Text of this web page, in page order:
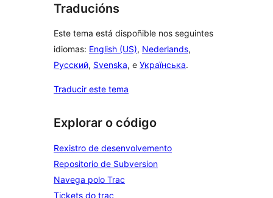
Traducións
Este tema está dispoñible nos seguintes
idiomas: English (US), Nederlands,
Русский, Svenska, e Українська.
Traducir este tema
Explorar o código
Rexistro de desenvolvemento
Repositorio de Subversion
Navega polo Trac
Tickets do trac